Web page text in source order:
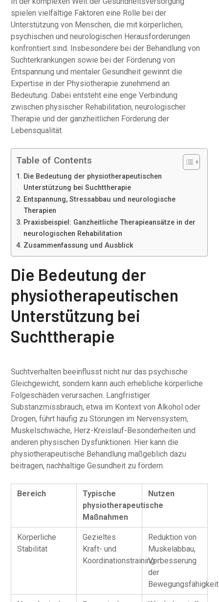
spielen vielfältige Faktoren eine Rolle bei der
Unterstützung von Menschen, die mit körperlichen,
psychischen und neurologischen Herausforderungen
konfrontiert sind. Insbesondere bei der Behandlung von
Suchterkrankungen sowie bei der Förderung von
Entspannung und mentaler Gesundheit gewinnt die
Expertise in der Physiotherapie zunehmend an
Bedeutung. Dabei entsteht eine enge Verbindung
zwischen physischer Rehabilitation, neurologischer
Therapie und der ganzheitlichen Förderung der
Lebensqualität.
Table of Contents
Die Bedeutung der physiotherapeutischen
Unterstützung bei Suchttherapie
Entspannung, Stressabbau und neurologische
Therapien
Praxisbeispiel: Ganzheitliche Therapieansätze in der
neurologischen Rehabilitation
Zusammenfassung und Ausblick
Die Bedeutung der
physiotherapeutischen
Unterstützung bei
Suchttherapie
Suchtverhalten beeinflusst nicht nur das psychische
Gleichgewicht, sondern kann auch erhebliche körperliche
Folgeschäden verursachen. Langfristiger
Substanzmissbrauch, etwa im Kontext von Alkohol oder
Drogen, führt häufig zu Störungen im Nervensystem,
Muskelschwäche, Herz-Kreislauf-Besonderheiten und
anderen physischen Dysfunktionen. Hier kann die
physiotherapeutische Behandlung maßgeblich dazu
beitragen, nachhaltige Gesundheit zu fördern.
Bereich
Typische
physiotherapeutische
Maßnahmen
Nutzen
Körperliche
Stabilität
Gezieltes
Kraft- und
Koordinationstraining
Reduktion von
Muskelabbau,
Verbesserung
der
Bewegungsfähigkeit